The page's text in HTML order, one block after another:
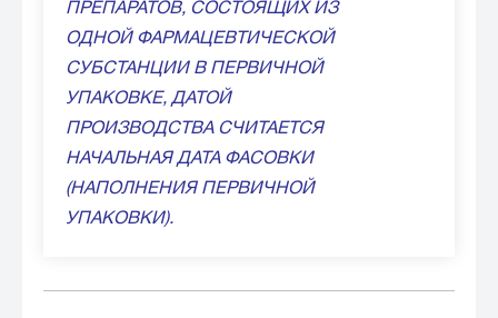
ПРЕПАРАТОВ, СОСТОЯЩИХ ИЗ
ОДНОЙ ФАРМАЦЕВТИЧЕСКОЙ
СУБСТАНЦИИ В ПЕРВИЧНОЙ
УПАКОВКЕ, ДАТОЙ
ПРОИЗВОДСТВА СЧИТАЕТСЯ
НАЧАЛЬНАЯ ДАТА ФАСОВКИ
(НАПОЛНЕНИЯ ПЕРВИЧНОЙ
УПАКОВКИ).